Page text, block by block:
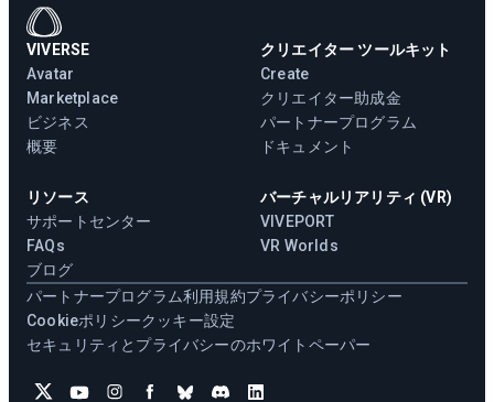
VIVERSE
Avatar
Marketplace
ビジネス
概要
クリエイター ツールキット
Create
クリエイター助成金
パートナープログラム
ドキュメント
リソース
サポートセンター
FAQs
ブログ
バーチャルリアリティ (VR)
VIVEPORT
VR Worlds
パートナープログラム利用規約プライバシーポリシー
Cookieポリシークッキー設定
セキュリティとプライバシーのホワイトペーパー